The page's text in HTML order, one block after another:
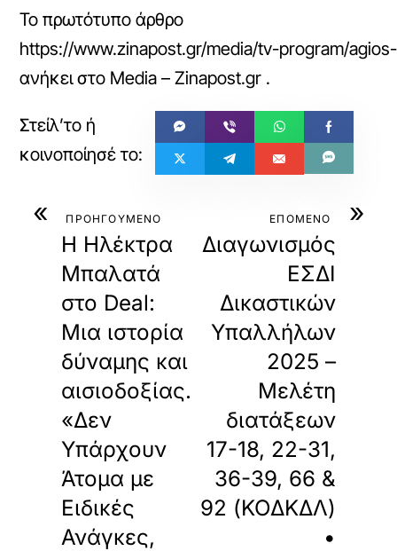
Το πρωτότυπο άρθρο
https://www.zinapost.gr/media/tv-program/
ανήκει στο Media – Zinapost.gr .
« ΠΡΟΗΓΟΥΜΕΝΟ
Η Ηλέκτρα
Μπαλατά
στο Deal:
Μια ιστορία
δύναμης και
αισιοδοξίας.
«Δεν
Υπάρχουν
Άτομα με
Ειδικές
Ανάγκες,
»
ΕΠΟΜΕΝΟ
Διαγωνισμός
ΕΣΔΙ
Δικαστικών
Υπαλλήλων
2025 –
Μελέτη
διατάξεων
17-18, 22-31,
36-39, 66 &
92 (ΚΟΔΚΔΛ)
•